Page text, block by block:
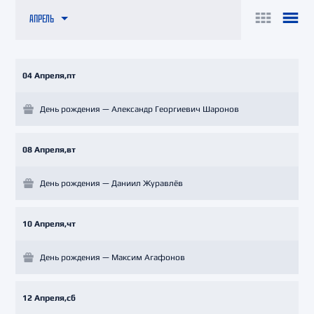
АПРЕЛЬ
04 Апреля,пт
День рождения — Александр Георгиевич Шаронов
08 Апреля,вт
День рождения — Даниил Журавлёв
10 Апреля,чт
День рождения — Максим Агафонов
12 Апреля,сб